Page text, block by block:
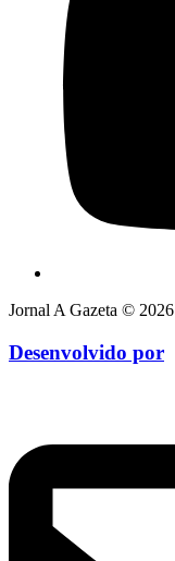
Jornal A Gazeta ©
Desenvolvido por